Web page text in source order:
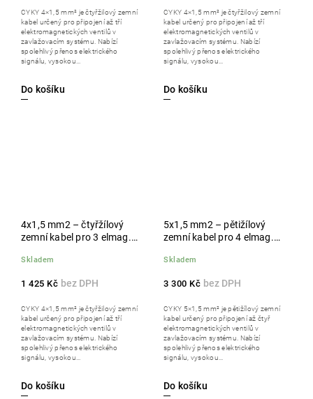
Do košíku
CYKY 4×1,5 mm² je čtyřžilový zemní
kabel určený pro připojení až tří
elektromagnetických ventilů v
zavlažovacím systému. Nabízí
spolehlivý přenos elektrického
signálu, vysokou...
Do košíku
CYKY 4×1,5 mm² je čtyřžilový zemní
kabel určený pro připojení až tří
elektromagnetických ventilů v
zavlažovacím systému. Nabízí
spolehlivý přenos elektrického
signálu, vysokou...
4x1,5 mm2 – čtyřžílový
zemní kabel pro 3 elmag.
Skladem
1 425 Kč
Do košíku
CYKY 4×1,5 mm² je čtyřžilový zemní
kabel určený pro připojení až tří
elektromagnetických ventilů v
zavlažovacím systému. Nabízí
spolehlivý přenos elektrického
signálu, vysokou...
5x1,5 mm2 – pětižílový
zemní kabel pro 4 elmag.
Skladem
3 300 Kč
Do košíku
CYKY 5×1,5 mm² je pětižílový zemní
kabel určený pro připojení až čtyř
elektromagnetických ventilů v
zavlažovacím systému. Nabízí
spolehlivý přenos elektrického
signálu, vysokou...